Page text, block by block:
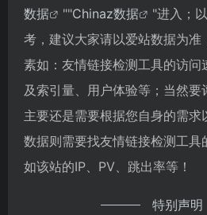
数据
""Chinaz数据
"进入；
考，建议大家请以爱站数据为准
素如：友情链接检测工具的访问
及索引量、用户体验等；当然
主要还是需要根据您自身的需求
数据则需要找友情链接检测工具
如该站的IP、PV、跳出率等！
特别声明